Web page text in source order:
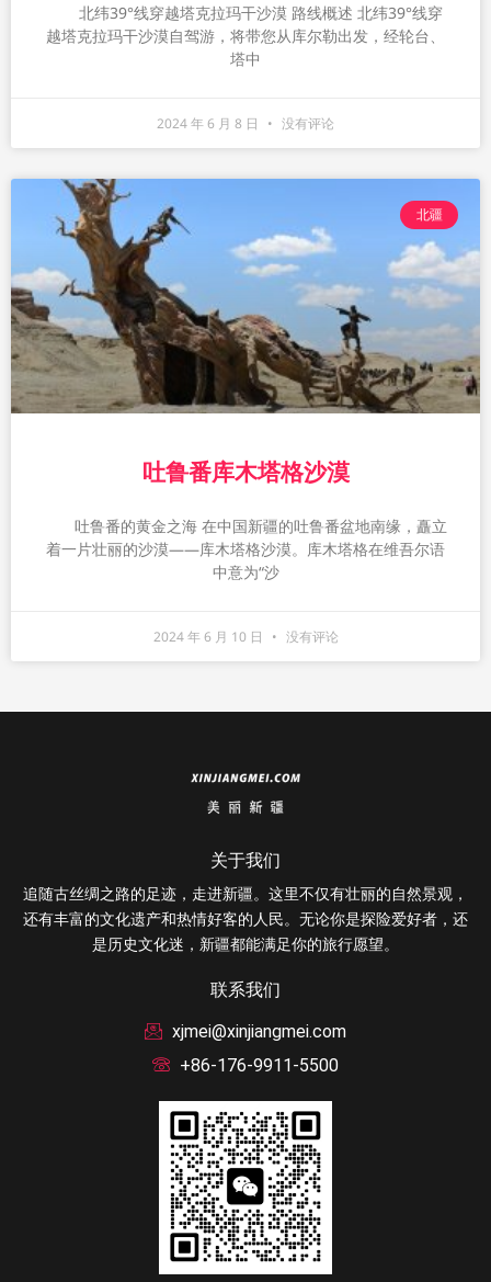
北纬39°线穿越塔克拉玛干沙漠 路线概述 北纬39°线穿
越塔克拉玛干沙漠自驾游，将带您从库尔勒出发，经轮台、
塔中
2024 年 6 月 8 日 没有评论
北疆
吐鲁番库木塔格沙漠
吐鲁番的黄金之海 在中国新疆的吐鲁番盆地南缘，矗立
着一片壮丽的沙漠——库木塔格沙漠。库木塔格在维吾尔语
中意为“沙
2024 年 6 月 10 日 没有评论
关于我们
追随古丝绸之路的足迹，走进新疆。这里不仅有壮丽的自然景观，
还有丰富的文化遗产和热情好客的人民。无论你是探险爱好者，还
是历史文化迷，新疆都能满足你的旅行愿望。
联系我们
xjmei@xinjiangmei.com
+86-176-9911-5500